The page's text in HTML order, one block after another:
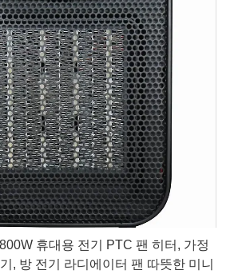
휴대용 전기 PTC 팬 히터, 가정
, 방 전기 라디에이터 팬 따뜻한 미니